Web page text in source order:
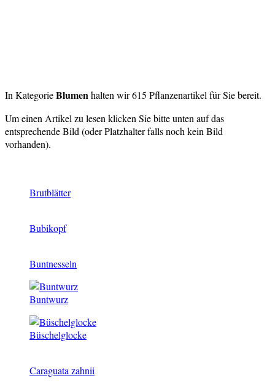
In KategorieBlumenhalten wir 615 Pflanzenartikel für Sie bereit.
Um einen Artikel zu lesen klicken Sie bitte unten auf das
entsprechende Bild (oder Platzhalter falls noch kein Bild
vorhanden).
Brutblätter
Bubikopf
Buntnesseln
Buntwurz
Büschelglocke
Caraguata zahnii